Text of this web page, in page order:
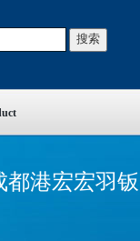
都港宏宏羽钣